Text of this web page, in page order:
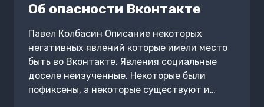
Об опасности Вконтакте
Павел Колбасин Описание некоторых
негативных явлений которые имели место
быть во Вконтакте. Явления социальные
доселе неизученные. Некоторые были
пофиксены, а некоторые существуют и…